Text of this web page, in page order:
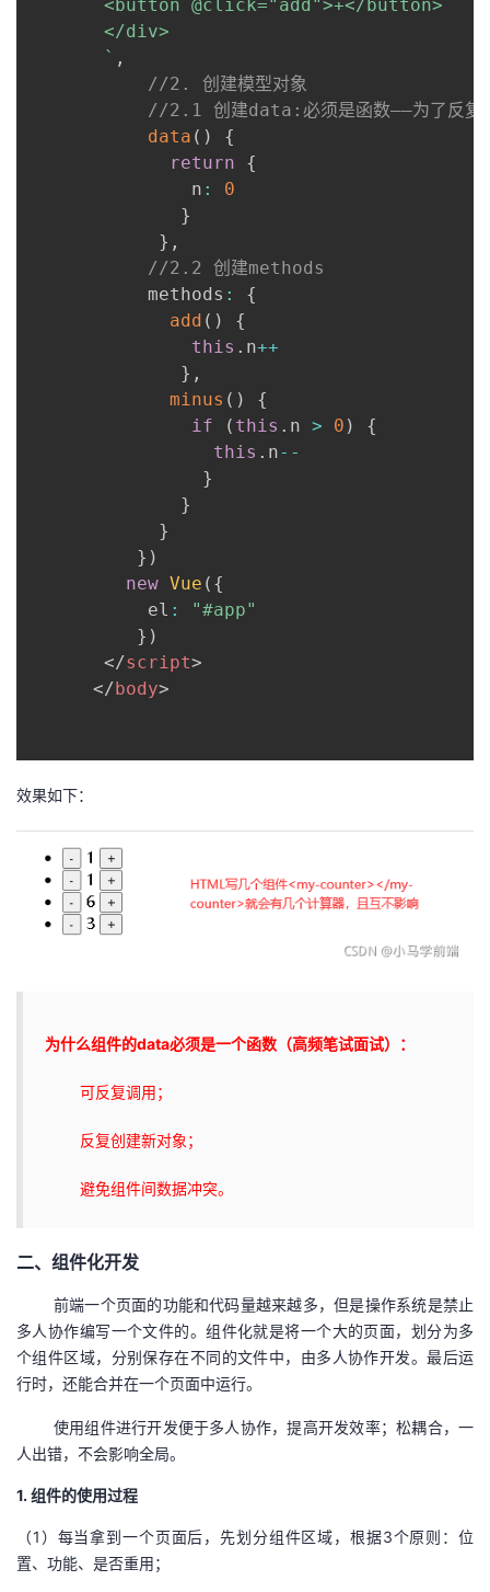
       <button @click="add">+</button>
       </div>
` ,
//2. 创建模型对象
//2.1 创建data:必须是函数——为了反复
data ( )
{
return
{
               n
:
0
}
} ,
//2.2 创建methods
           methods
:
{
add ( )
{
this . n++
} ,
minus ( )
{
if
( this . n > 0 )
{
this . n--
}
}
}
} )
new Vue ( {
           el
:
"#app"
} )
</script>
</body>
效果如下：
为什么组件的data必须是一个函数（高频笔试面试）：
可反复调用；
反复创建新对象；
避免组件间数据冲突。
二、组件化开发
前端一个页面的功能和代码量越来越多，但是操作系统是禁止
多人协作编写一个文件的。组件化就是将一个大的页面，划分为多
个组件区域，分别保存在不同的文件中，由多人协作开发。最后运
行时，还能合并在一个页面中运行。
使用组件进行开发便于多人协作，提高开发效率；松耦合，一
人出错，不会影响全局。
1. 组件的使用过程
（1）每当拿到一个页面后，先划分组件区域，根据3个原则：位
置、功能、是否重用；